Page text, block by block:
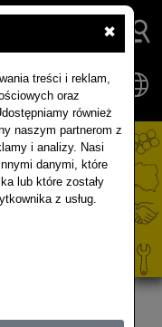
✖
treści i reklam,
oraz
również
naszym partnerom z
i analizy. Nasi
danymi, które
lub które zostały
z usług.
#agriculture